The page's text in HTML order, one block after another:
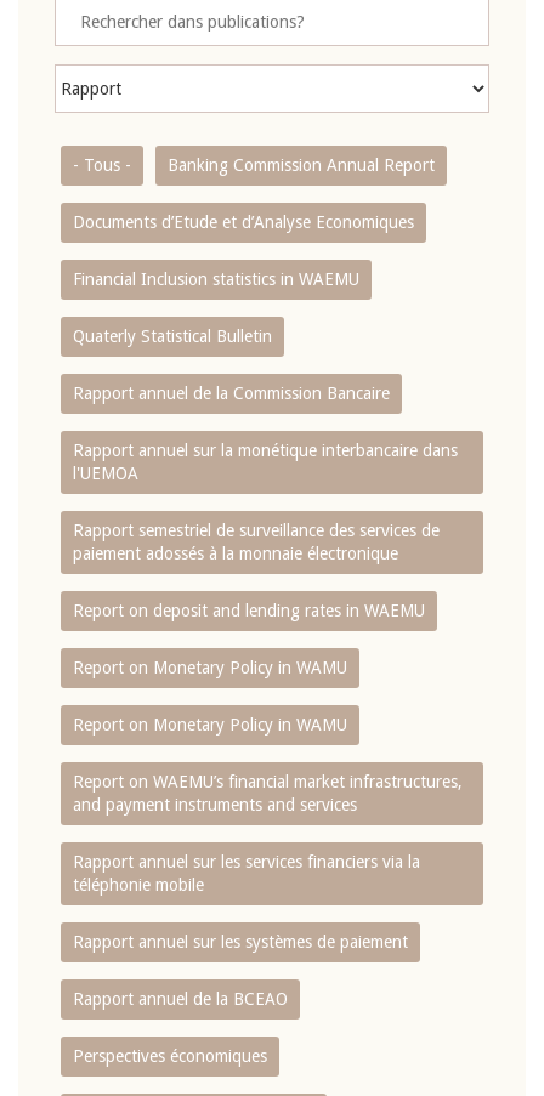
- Tous - Banking Commission Annual Report
Documents d’Etude et d’Analyse Economiques
Financial Inclusion statistics in WAEMU
Quaterly Statistical Bulletin
Rapport annuel de la Commission Bancaire
Rapport annuel sur la monétique interbancaire dans
l'UEMOA
Rapport semestriel de surveillance des services de
paiement adossés à la monnaie électronique
Report on deposit and lending rates in WAEMU
Report on Monetary Policy in WAMU
Report on Monetary Policy in WAMU
Report on WAEMU’s financial market infrastructures,
and payment instruments and services
Rapport annuel sur les services financiers via la
téléphonie mobile
Rapport annuel sur les systèmes de paiement
Rapport annuel de la BCEAO
Perspectives économiques